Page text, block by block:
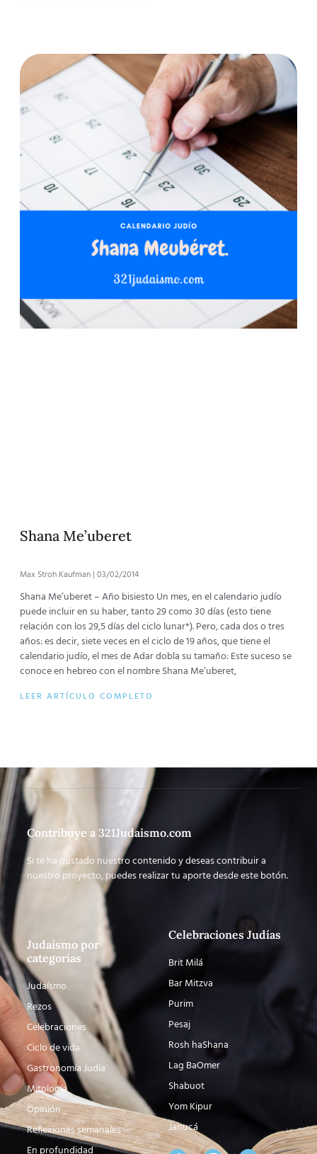
Shana Me’uberet
Max Stroh Kaufman 03/02/2014
Shana Me’uberet – Año bisiesto Un mes, en el calendario judío
puede incluir en su haber, tanto 29 como 30 días (esto tiene
relación con los 29,5 días del ciclo lunar*). Pero, cada dos o tres
años: es decir, siete veces en el ciclo de 19 años, que tiene el
calendario judío, el mes de Adar dobla su tamaño: Este suceso se
conoce en hebreo con el nombre Shana Me’uberet,
LEER ARTÍCULO COMPLETO
Contribuye a 321Judaismo.com
Si te ha gustado nuestro contenido y deseas contribuir a
nuestro proyecto, puedes realizar tu aporte desde este botón.
Judaísmo por
categorías
Judaísmo
Rezos
Celebraciones
Ciclo de vida
Gastronomía Judía
Mitología
Opinión
Reflexiones semanales
En profundidad
Celebraciones Judías
Brit Milá
Bar Mitzva
Purim
Pesaj
Rosh haShana
Lag BaOmer
Shabuot
Yom Kipur
Janucá